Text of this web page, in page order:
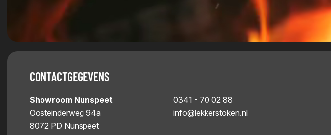
CONTACTGEGEVENS
Showroom Nunspeet
Oosteinderweg 94a
8072 PD Nunspeet
0341 - 70 02 88
info@lekkerstoken.nl